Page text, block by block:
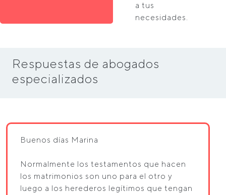
a tus
necesidades.
Respuestas de abogados
especializados
Buenos días Marina
Normalmente los testamentos que hacen
los matrimonios son uno para el otro y
luego a los herederos legítimos que tengan